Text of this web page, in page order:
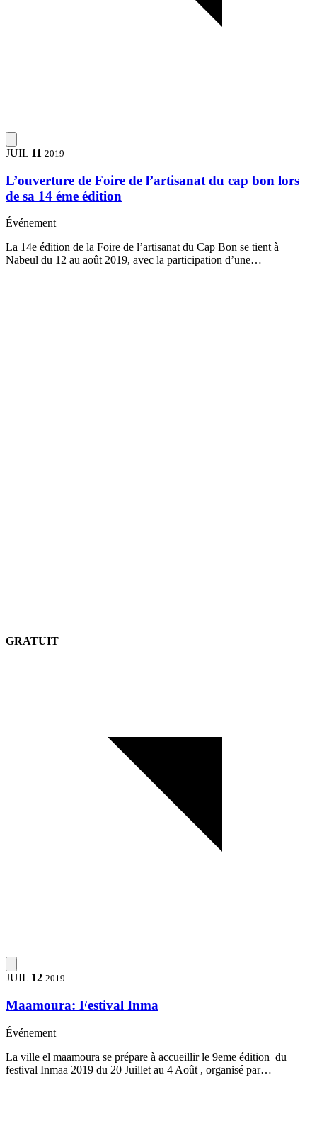
JUIL 11 2019
L’ouverture de Foire de l’artisanat du cap bon lors
de sa 14 éme édition
Événement
La 14e édition de la Foire de l’artisanat du Cap Bon se tient à
Nabeul du 12 au août 2019, avec la participation d’une…
GRATUIT
JUIL 12 2019
Maamoura: Festival Inma
Événement
La ville el maamoura se prépare à accueillir le 9eme édition du
festival Inmaa 2019 du 20 Juillet au 4 Août , organisé par…